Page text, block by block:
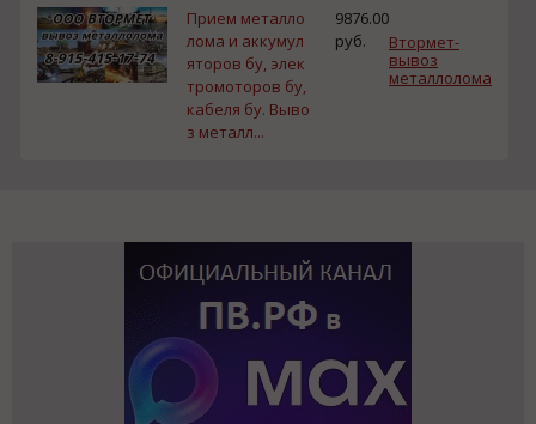
Прием металло
лома и аккумул
яторов бу, элек
тромоторов бу,
кабеля бу. Выво
з металл...
9876.00
руб.
Втормет-
вывоз
металлолома